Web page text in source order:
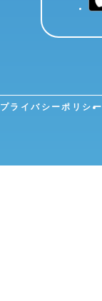
プライバシーポリシー